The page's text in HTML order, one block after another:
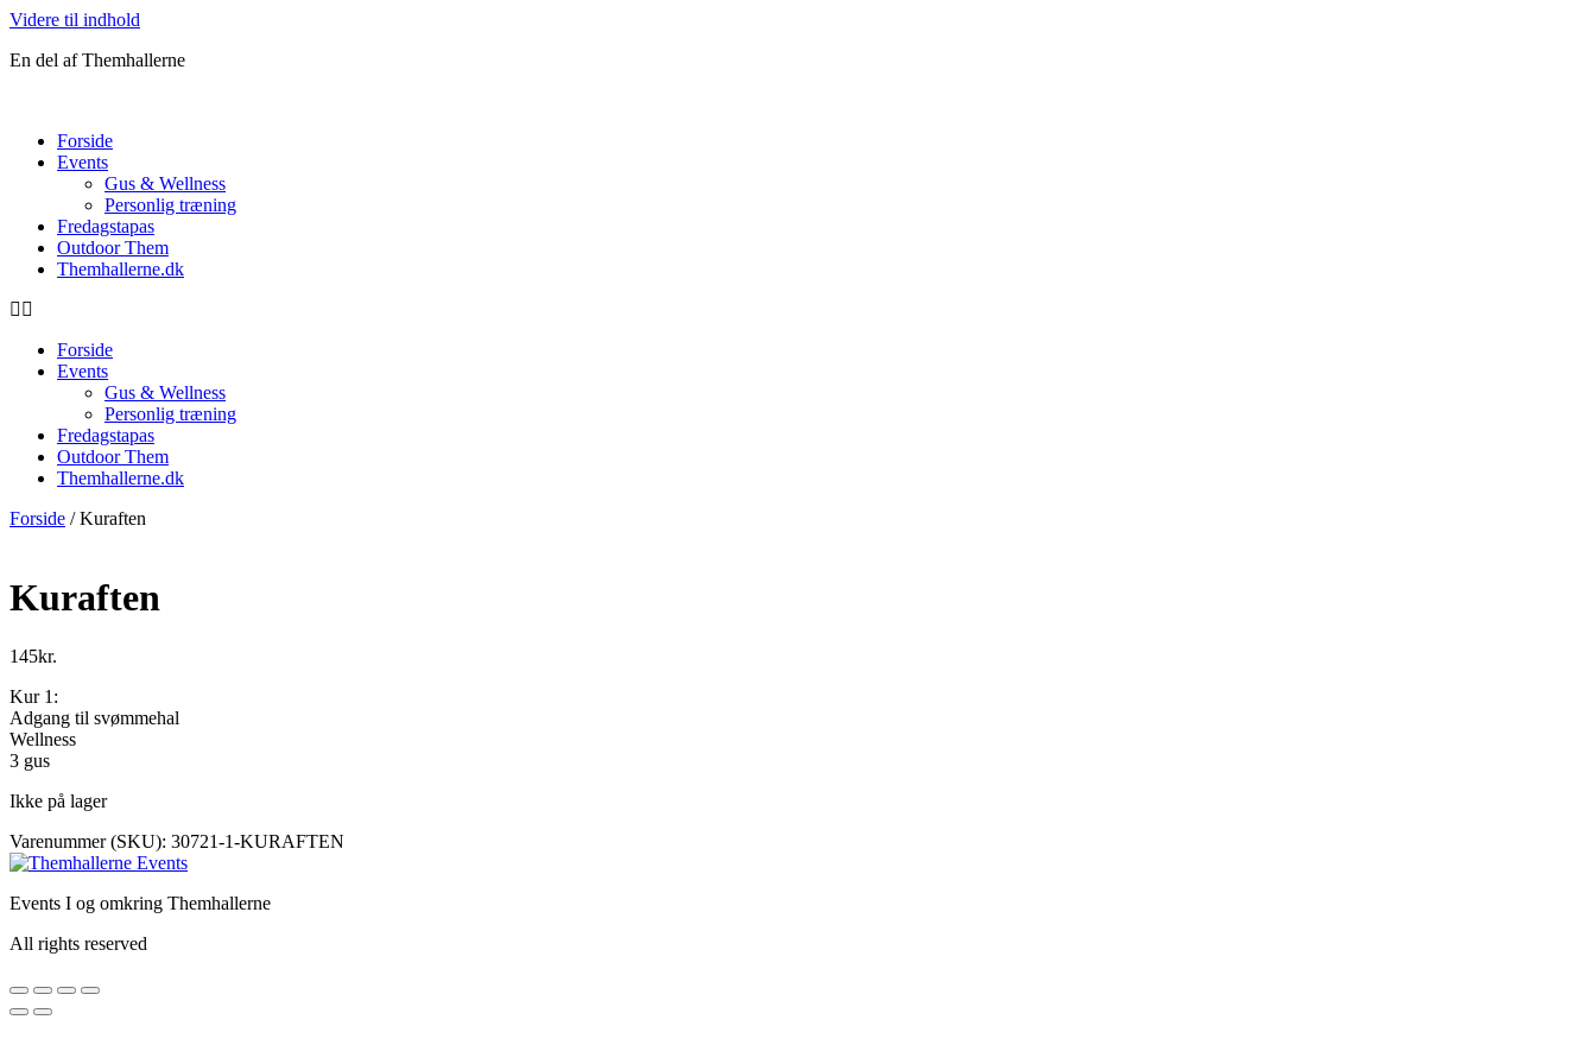
Videre til indhold
En del af Themhallerne
Forside
Events
Gus & Wellness
Personlig træning
Fredagstapas
Outdoor Them
Themhallerne.dk
Forside
Events
Gus & Wellness
Personlig træning
Fredagstapas
Outdoor Them
Themhallerne.dk
Forside / Kuraften
Kuraften
145kr.
Kur 1:
Adgang til svømmehal
Wellness
3 gus
Ikke på lager
Varenummer (SKU): 30721-1-KURAFTEN
Events I og omkring Themhallerne
All rights reserved